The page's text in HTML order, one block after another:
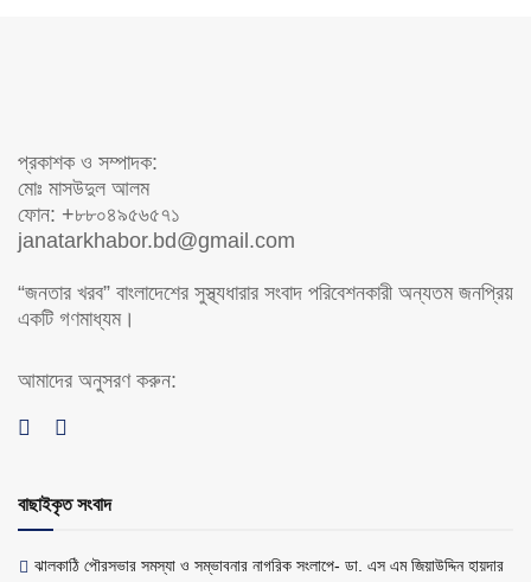
প্রকাশক ও সম্পাদক:
মোঃ মাসউদুল আলম
ফোন: +৮৮০৪৯৫৬৫৭১
janatarkhabor.bd@gmail.com
“জনতার খরব” বাংলাদেশের সুস্থ্যধারার সংবাদ পরিবেশনকারী অন্যতম জনপ্রিয়
একটি গণমাধ্যম।
আমাদের অনুসরণ করুন:
বাছাইকৃত সংবাদ
ঝালকাঠি পৌরসভার সমস্যা ও সম্ভাবনার নাগরিক সংলাপে- ডা. এস এম জিয়াউদ্দিন হায়দার